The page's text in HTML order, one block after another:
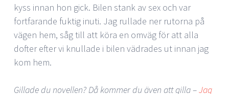
kyss innan hon gick. Bilen stank av sex och var
fortfarande fuktig inuti. Jag rullade ner rutorna på
vägen hem, såg till att köra en omväg för att alla
dofter efter vi knullade i bilen vädrades ut innan jag
kom hem.
Gillade du novellen? Då kommer du även att gilla –Jag